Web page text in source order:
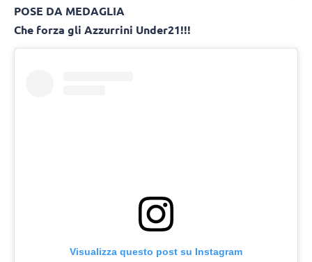
POSE DA MEDAGLIA
Che forza gli Azzurrini Under21!!!
Visualizza questo post su Instagram